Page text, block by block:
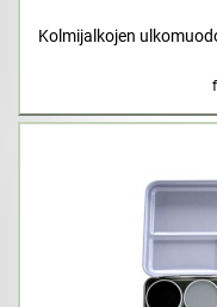
Kolmijalkojen